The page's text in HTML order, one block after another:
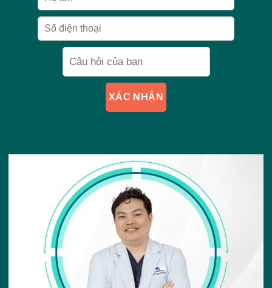
XÁC NHẬN